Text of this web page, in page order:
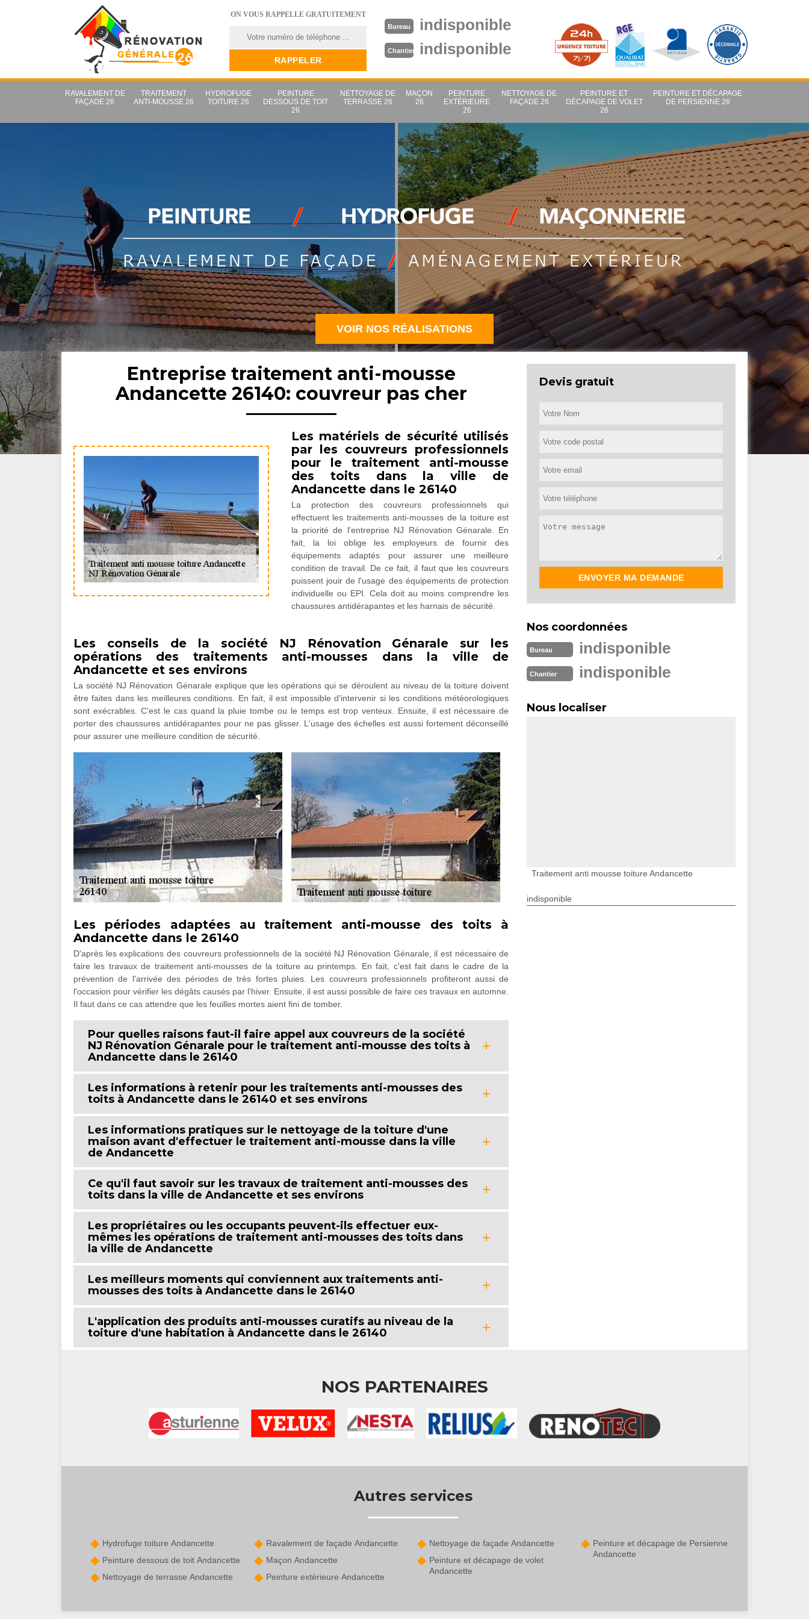
ON VOUS RAPPELLE GRATUITEMENT
Bureau indisponible
Chantier indisponible
RAVALEMENT DE
FAÇADE 26
TRAITEMENT
ANTI-MOUSSE 26
HYDROFUGE
TOITURE 26
PEINTURE
DESSOUS DE TOIT
26
NETTOYAGE DE
TERRASSE 26
MAÇON
26
PEINTURE
EXTÉRIEURE
26
NETTOYAGE DE
FAÇADE 26
PEINTURE ET
DÉCAPAGE DE VOLET
26
PEINTURE ET DÉCAPAGE
DE PERSIENNE 26
VOIR NOS RÉALISATIONS
Entreprise traitement anti-mousse
Andancette 26140: couvreur pas cher
Les matériels de sécurité utilisés
par les couvreurs professionnels
pour le traitement anti-mousse
des toits dans la ville de
Andancette dans le 26140
La protection des couvreurs professionnels qui
effectuent les traitements anti-mousses de la toiture est
la priorité de l'entreprise NJ Rénovation Génarale. En
fait, la loi oblige les employeurs de fournir des
équipements adaptés pour assurer une meilleure
condition de travail. De ce fait, il faut que les couvreurs
puissent jouir de l'usage des équipements de protection
individuelle ou EPI. Cela doit au moins comprendre les
chaussures antidérapantes et les harnais de sécurité.
Les conseils de la société NJ Rénovation Génarale sur les
opérations des traitements anti-mousses dans la ville de
Andancette et ses environs
La société NJ Rénovation Génarale explique que les opérations qui se déroulent au niveau de la toiture doivent
être faites dans les meilleures conditions. En fait, il est impossible d'intervenir si les conditions météorologiques
sont exécrables. C'est le cas quand la pluie tombe ou le temps est trop venteux. Ensuite, il est nécessaire de
porter des chaussures antidérapantes pour ne pas glisser. L'usage des échelles est aussi fortement déconseillé
pour assurer une meilleure condition de sécurité.
Les périodes adaptées au traitement anti-mousse des toits à
Andancette dans le 26140
D'après les explications des couvreurs professionnels de la société NJ Rénovation Génarale, il est nécessaire de
faire les travaux de traitement anti-mousses de la toiture au printemps. En fait, c'est fait dans le cadre de la
prévention de l'arrivée des périodes de très fortes pluies. Les couvreurs professionnels profiteront aussi de
l'occasion pour vérifier les dégâts causés par l'hiver. Ensuite, il est aussi possible de faire ces travaux en automne.
Il faut dans ce cas attendre que les feuilles mortes aient fini de tomber.
Pour quelles raisons faut-il faire appel aux couvreurs de la société
NJ Rénovation Génarale pour le traitement anti-mousse des toits à
Andancette dans le 26140
Les informations à retenir pour les traitements anti-mousses des
toits à Andancette dans le 26140 et ses environs
Les informations pratiques sur le nettoyage de la toiture d'une
maison avant d'effectuer le traitement anti-mousse dans la ville
de Andancette
Ce qu'il faut savoir sur les travaux de traitement anti-mousses des
toits dans la ville de Andancette et ses environs
Les propriétaires ou les occupants peuvent-ils effectuer eux-
mêmes les opérations de traitement anti-mousses des toits dans
la ville de Andancette
Les meilleurs moments qui conviennent aux traitements anti-
mousses des toits à Andancette dans le 26140
L'application des produits anti-mousses curatifs au niveau de la
toiture d'une habitation à Andancette dans le 26140
Devis gratuit
Nos coordonnées
Bureau indisponible
Chantier indisponible
Nous localiser
Traitement anti mousse toiture Andancette
indisponible
NOS PARTENAIRES
Autres services
Hydrofuge toiture Andancette
Peinture dessous de toit Andancette
Nettoyage de terrasse Andancette
Ravalement de façade Andancette
Maçon Andancette
Peinture extérieure Andancette
Nettoyage de façade Andancette
Peinture et décapage de volet
Andancette
Peinture et décapage de Persienne
Andancette